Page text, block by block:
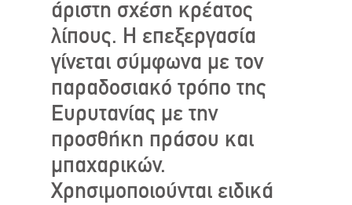
άριστη σχέση κρέατος
λίπους. Η επεξεργασία
γίνεται σύμφωνα με τον
παραδοσιακό τρόπο της
Ευρυτανίας με την
προσθήκη πράσου και
μπαχαρικών.
Χρησιμοποιούνται ειδικά